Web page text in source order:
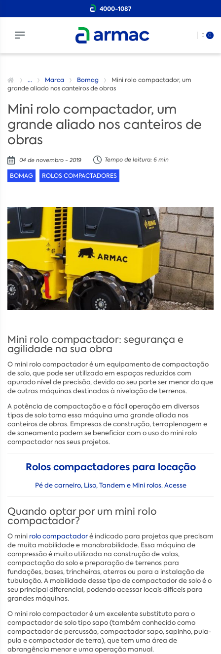
4000-1087
0
... Marca Bomag
Mini rolo compactador, um
grande aliado nos canteiros de obras
Mini rolo compactador, um
grande aliado nos canteiros de
obras
04 de novembro - 2019 Tempo de leitura: 6 min
BOMAG ROLOS COMPACTADORES
Mini rolo compactador: segurança e
agilidade na sua obra
O mini rolo compactador é um equipamento de compactação
de solo, que pode ser utilizado em espaços reduzidos com
apurado nível de precisão, devido ao seu porte ser menor do que
de outras máquinas destinadas à nivelação de terrenos.
A potência de compactação e a fácil operação em diversos
tipos de solo torna essa máquina uma grande aliada nos
canteiros de obras. Empresas de construção, terraplenagem e
de saneamento podem se beneficiar com o uso do mini rolo
compactador nos seus projetos.
Rolos compactadores para locação
Pé de carneiro, Liso, Tandem e Mini rolos. Acesse
Quando optar por um mini rolo
compactador?
O mini rolo compactadoré indicado para projetos que precisam
de muita mobilidade e manobrabilidade. Essa máquina de
compressão é muito utilizada na construção de valas,
compactação do solo e preparação de terrenos para
fundações, bases, trincheiras, aterros ou para a instalação de
tubulação. A mobilidade desse tipo de compactador de solo é o
seu principal diferencial, podendo acessar locais difíceis para
grandes máquinas.
O mini rolo compactador é um excelente substituto para o
compactador de solo tipo sapo (também conhecido como
compactador de percussão, compactador sapo, sapinho, pula-
pula e compactador de terra), que tem uma área de
abrangência menor e uma operação manual.